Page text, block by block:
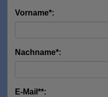
Vorname*:
Nachname*:
E-Mail**: